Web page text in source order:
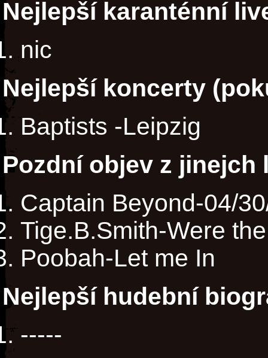
Nejlepší karanténní
nic
Nejlepší koncerty
Baptists -Leipzig
Pozdní objev z jinejch
Captain Beyond-04/
Tige.B.Smith-Were
Poobah-Let me In
Nejlepší hudební
-----